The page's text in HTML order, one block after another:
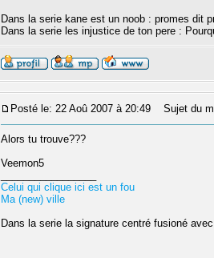
Dans la serie kane est un noob : promes dit
Dans la serie les injustice de ton pere :
Posté le: 22 Aoû 2007 à 20:49 Sujet du
Alors tu trouve???
Veemon5
Celui qui clique ici est un fou
Ma (new) ville
Dans la serie la signature centré fusioné